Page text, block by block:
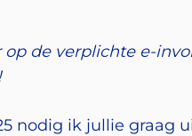
op de verplichte e-
nodig ik jullie graag